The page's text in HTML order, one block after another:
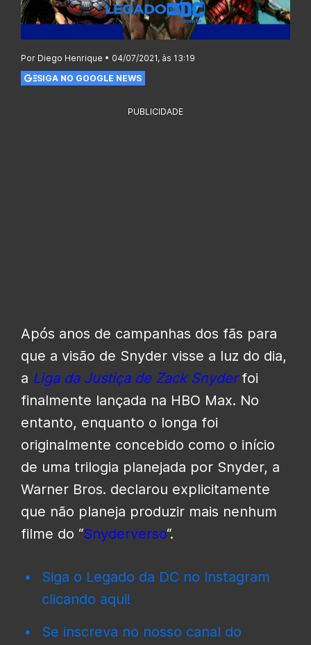
Por Diego Henrique • 04/07/2021, às 13:19
SIGA NO GOOGLE NEWS
PUBLICIDADE
Após anos de campanhas dos fãs para
que a visão de Snyder visse a luz do dia,
a Liga da Justiça de Zack Snyderfoi
finalmente lançada na HBO Max. No
entanto, enquanto o longa foi
originalmente concebido como o início
de uma trilogia planejada por Snyder, a
Warner Bros. declarou explicitamente
que não planeja produzir mais nenhum
filme do “Snyderverso“.
Siga o Legado da DC no Instagram
clicando aqui!
Se inscreva no nosso canal do